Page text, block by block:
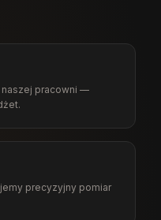
naszej pracowni —
precyzyjny pomiar